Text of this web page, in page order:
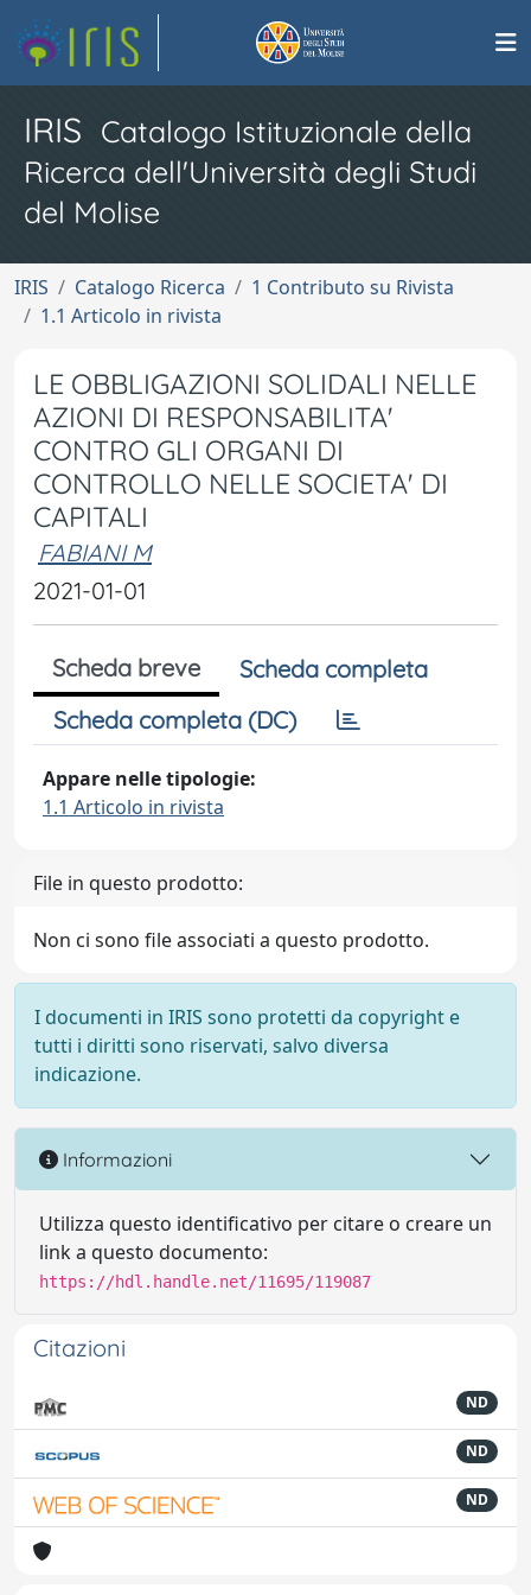
IRIS Catalogo Istituzionale della
Ricerca dell'Università degli Studi
del Molise
IRIS Catalogo Ricerca
1 Contributo su Rivista
1.1 Articolo in rivista
LE OBBLIGAZIONI SOLIDALI NELLE
AZIONI DI RESPONSABILITA'
CONTRO GLI ORGANI DI
CONTROLLO NELLE SOCIETA' DI
CAPITALI
FABIANI M
2021-01-01
Scheda breve
Scheda completa
Scheda completa (DC)
Appare nelle tipologie:
1.1 Articolo in rivista
File in questo prodotto:
Non ci sono file associati a questo prodotto.
I documenti in IRIS sono protetti da copyright e
tutti i diritti sono riservati, salvo diversa
indicazione.
Informazioni
Utilizza questo identificativo per citare o creare un
link a questo documento:
https://hdl.handle.net/11695/119087
Citazioni
ND
ND
ND